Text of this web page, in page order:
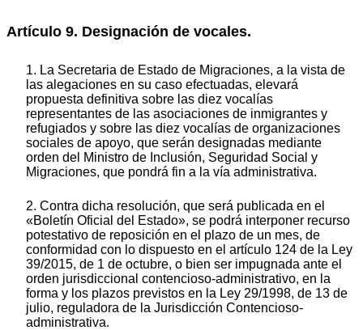
Artículo 9. Designación de vocales.
1. La Secretaria de Estado de Migraciones, a la vista de
las alegaciones en su caso efectuadas, elevará
propuesta definitiva sobre las diez vocalías
representantes de las asociaciones de inmigrantes y
refugiados y sobre las diez vocalías de organizaciones
sociales de apoyo, que serán designadas mediante
orden del Ministro de Inclusión, Seguridad Social y
Migraciones, que pondrá fin a la vía administrativa.
2. Contra dicha resolución, que será publicada en el
«Boletín Oficial del Estado», se podrá interponer recurso
potestativo de reposición en el plazo de un mes, de
conformidad con lo dispuesto en el artículo 124 de la Ley
39/2015, de 1 de octubre, o bien ser impugnada ante el
orden jurisdiccional contencioso-administrativo, en la
forma y los plazos previstos en la Ley 29/1998, de 13 de
julio, reguladora de la Jurisdicción Contencioso-
administrativa.